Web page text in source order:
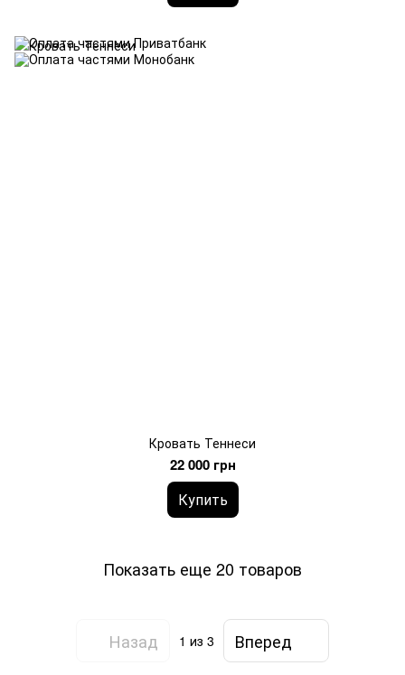
Кровать Теннеси
22 000 грн
Купить
Показать еще 20 товаров
Назад 1 из 3 Вперед